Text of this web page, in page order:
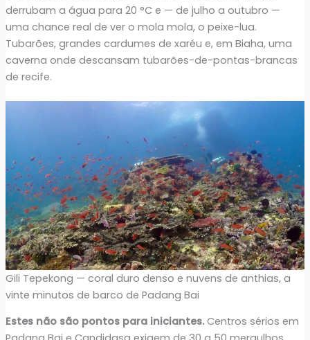
derrubam a água para 20 °C e — de julho a outubro —
uma chance real de ver o mola mola, o peixe-lua.
Tubarões, grandes cardumes de xaréu e, em Biaha, uma
caverna onde descansam tubarões-de-pontas-brancas
de recife.
Gili Tepekong — coral duro denso e nuvens de anthias, a
vinte minutos de barco de Padang Bai
Estes não são pontos para iniciantes.Centros sérios em